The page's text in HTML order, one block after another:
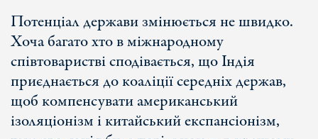
Потенціал держави змінюється не швидко.
Хоча багато хто в міжнародному
співтоваристві сподівається, що Індія
приєднається до коаліції середніх держав,
щоб компенсувати американський
ізоляціонізм і китайський експансіонізм,